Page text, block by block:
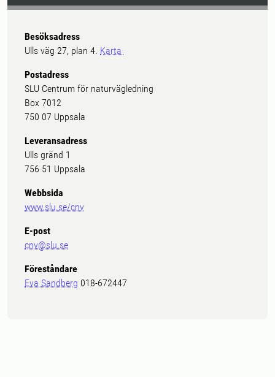
Besöksadress
Ulls väg 27, plan 4. Karta
Postadress
SLU Centrum för naturvägledning
Box 7012
750 07 Uppsala
Leveransadress
Ulls gränd 1
756 51 Uppsala
Webbsida
www.slu.se/cnv
E-post
cnv@slu.se
Föreståndare
Eva Sandberg 018-672447